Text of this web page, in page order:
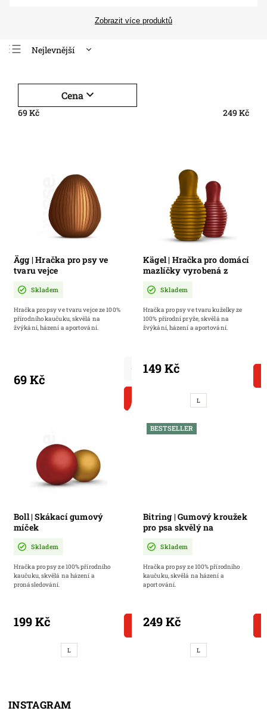
Zobrazit více produktů
Nejlevnější
Nejprodávanější
Abecedně
Cena
69Kč 249Kč
Ägg | Hračka pro psy ve
tvaru vejce
Skladem
69 Kč
DO KOŠÍKU
Hračka pro psy ve tvaru vejce ze 100%
přírodního kaučuku, skvělá na
žvýkání, házení a aportování.
Kägel | Hračka pro domácí
mazlíčky vyrobená z
Skladem
149 Kč
Hračka pro psy ve tvaru kuželky ze
100% přírodní pryže, skvělá na
žvýkání, házení a aportování.
L
Boll | Skákací gumový
míček
Skladem
199 Kč DETAIL
Hračka pro psy ze 100% přírodního
kaučuku, skvělá na házení a
pronásledování.
L
BESTSELLER
Bitring | Gumový kroužek
pro psa skvělý na
Skladem
249 Kč
Hračka pro psy ze 100% přírodního
kaučuku, skvělá na házení a
aportování.
L
INSTAGRAM